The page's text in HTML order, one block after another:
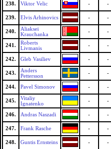
238. Viktor Velic - -
239. Elvis Arhinovics - -
240.
Aliaksei
Krauchanka
- -
241.
Roberts
Livmanis
- -
242. Gleb Vasiliev - -
243.
Anders
Pettersson
- -
244. Pavel Simonov - -
245.
Vitaliy
Ignatenko
- -
246. Andras Naszadi - -
247. Frank Rasche - -
248. Guntis Ernsteins - -